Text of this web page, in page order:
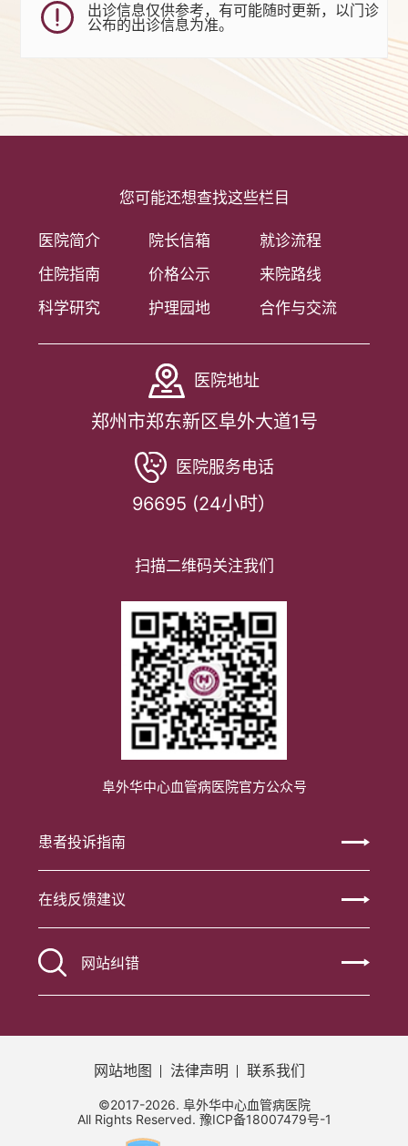
出诊信息仅供参考，有可能随时更新，以门诊
公布的出诊信息为准。
您可能还想查找这些栏目
医院简介 院长信箱
就诊流程
住院指南
价格公示
来院路线
科学研究
护理园地 合作与交流
医院地址
郑州市郑东新区阜外大道1号
医院服务电话
96695 (24小时）
扫描二维码关注我们
阜外华中心血管病医院官方公众号
患者投诉指南
在线反馈建议
网站纠错
网站地图 法律声明 联系我们
©2017-2026. 阜外华中心血管病医院
All Rights Reserved. 豫ICP备18007479号-1